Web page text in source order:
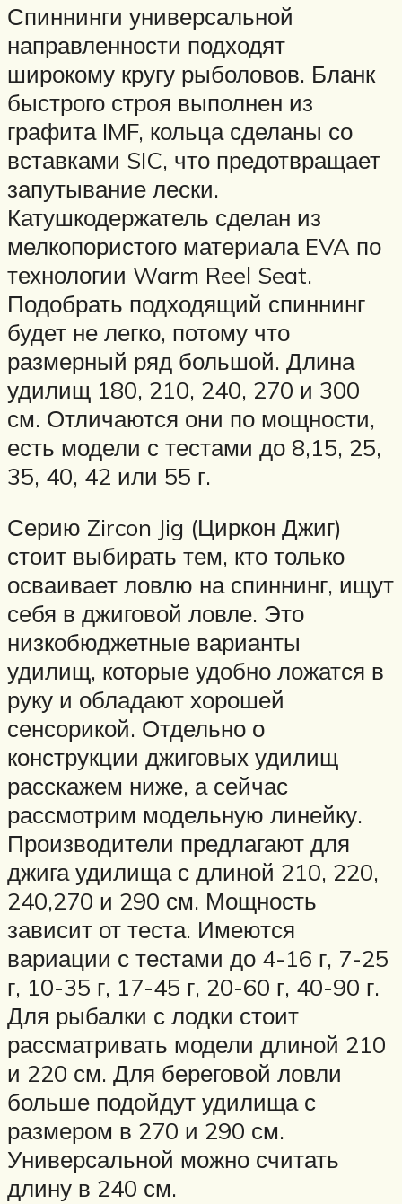
Спиннинги универсальной
направленности подходят
широкому кругу рыболовов. Бланк
быстрого строя выполнен из
графита IMF, кольца сделаны со
вставками SIC, что предотвращает
запутывание лески.
Катушкодержатель сделан из
мелкопористого материала EVA по
технологии Warm Reel Seat.
Подобрать подходящий спиннинг
будет не легко, потому что
размерный ряд большой. Длина
удилищ 180, 210, 240, 270 и 300
см. Отличаются они по мощности,
есть модели с тестами до 8,15, 25,
35, 40, 42 или 55 г.
Серию Zircon Jig (Циркон Джиг)
стоит выбирать тем, кто только
осваивает ловлю на спиннинг, ищут
себя в джиговой ловле. Это
низкобюджетные варианты
удилищ, которые удобно ложатся в
руку и обладают хорошей
сенсорикой. Отдельно о
конструкции джиговых удилищ
расскажем ниже, а сейчас
рассмотрим модельную линейку.
Производители предлагают для
джига удилища с длиной 210, 220,
240,270 и 290 см. Мощность
зависит от теста. Имеются
вариации с тестами до 4-16 г, 7-25
г, 10-35 г, 17-45 г, 20-60 г, 40-90 г.
Для рыбалки с лодки стоит
рассматривать модели длиной 210
и 220 см. Для береговой ловли
больше подойдут удилища с
размером в 270 и 290 см.
Универсальной можно считать
длину в 240 см.